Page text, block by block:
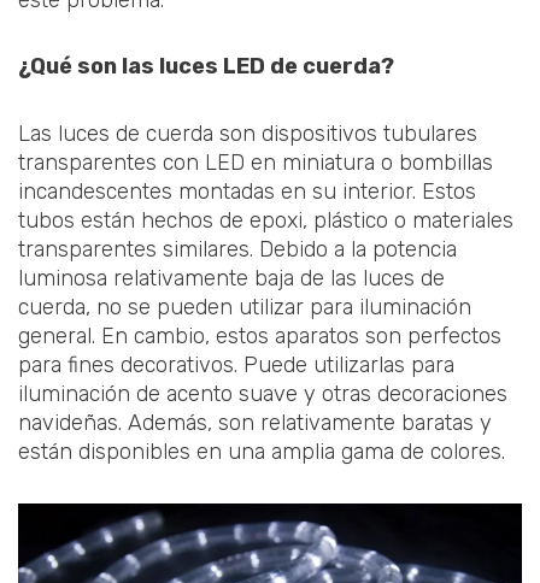
¿Qué son las luces LED de cuerda?
Las luces de cuerda son dispositivos tubulares
transparentes con LED en miniatura o bombillas
incandescentes montadas en su interior. Estos
tubos están hechos de epoxi, plástico o materiales
transparentes similares. Debido a la potencia
luminosa relativamente baja de las luces de
cuerda, no se pueden utilizar para iluminación
general. En cambio, estos aparatos son perfectos
para fines decorativos. Puede utilizarlas para
iluminación de acento suave y otras decoraciones
navideñas. Además, son relativamente baratas y
están disponibles en una amplia gama de colores.